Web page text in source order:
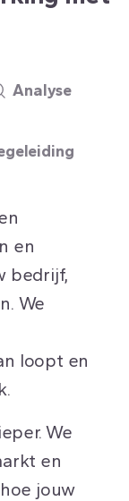
Analyse
en
bedrijf,
We
loopt en
We
en
jouw